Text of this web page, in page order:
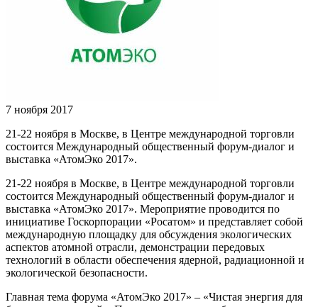
7 ноября 2017
21-22 ноября в Москве, в Центре международной торговли
состоится Международный общественный форум-диалог и
выставка «АтомЭко 2017».
21-22 ноября в Москве, в Центре международной торговли
состоится Международный общественный форум-диалог и
выставка «АтомЭко 2017». Мероприятие проводится по
инициативе Госкорпорации «Росатом» и представляет собой
международную площадку для обсуждения экологических
аспектов атомной отрасли, демонстрации передовых
технологий в области обеспечения ядерной, радиационной и
экологической безопасности.
Главная тема форума «АтомЭко 2017» – «Чистая энергия для